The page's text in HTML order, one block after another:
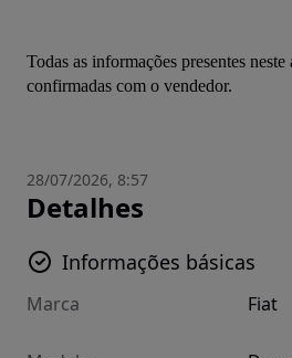
Todas as informações presentes
confirmadas com o vendedor.
28/07/2026, 8:57
Detalhes
Informações básicas
Marca Fiat